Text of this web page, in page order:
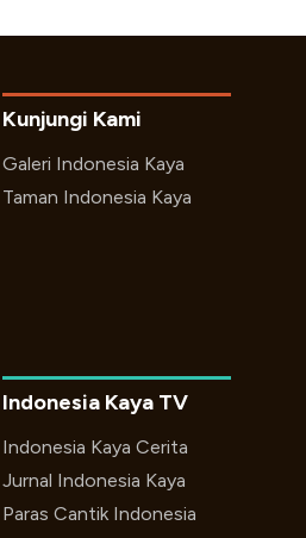
Kunjungi Kami
Galeri Indonesia Kaya
Taman Indonesia Kaya
Indonesia Kaya TV
Indonesia Kaya Cerita
Jurnal Indonesia Kaya
Paras Cantik Indonesia